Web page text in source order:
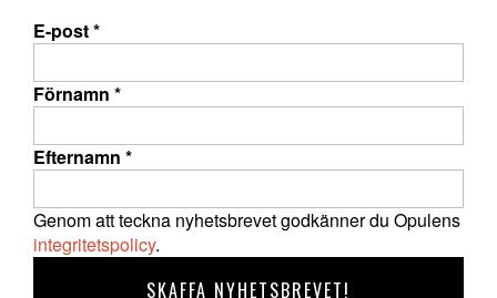
E-post*
Förnamn *
Efternamn *
Genom att teckna nyhetsbrevet godkänner du Opulens
integritetspolicy.